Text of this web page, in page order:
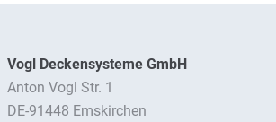
Vogl Deckensysteme GmbH
Anton Vogl Str. 1
DE-91448 Emskirchen